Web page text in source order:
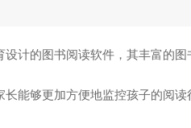
设计的图书阅读软件，其丰富的
能够更加方便地监控孩子的阅读